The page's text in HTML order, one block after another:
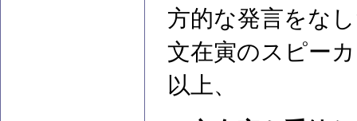
方的な発言をな
文在寅のスピー
以上、